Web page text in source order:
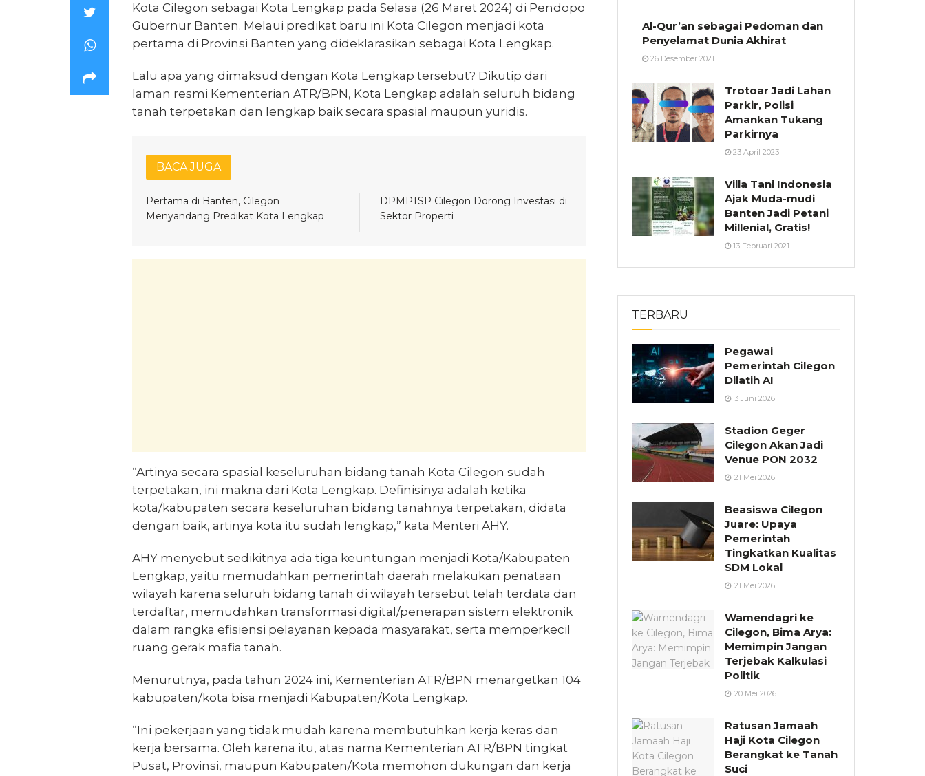
Kota Cilegon sebagai Kota Lengkap pada Selasa (26 Maret 2024) di Pendopo
Gubernur Banten. Melaui predikat baru ini Kota Cilegon menjadi kota
pertama di Provinsi Banten yang dideklarasikan sebagai Kota Lengkap.
Lalu apa yang dimaksud dengan Kota Lengkap tersebut? Dikutip dari
laman resmi Kementerian ATR/BPN, Kota Lengkap adalah seluruh bidang
tanah terpetakan dan lengkap baik secara spasial maupun yuridis.
BACA JUGA
Pertama di Banten, Cilegon
Menyandang Predikat Kota Lengkap
DPMPTSP Cilegon Dorong Investasi di
Sektor Properti
“Artinya secara spasial keseluruhan bidang tanah Kota Cilegon sudah
terpetakan, ini makna dari Kota Lengkap. Definisinya adalah ketika
kota/kabupaten secara keseluruhan bidang tanahnya terpetakan, didata
dengan baik, artinya kota itu sudah lengkap,” kata Menteri AHY.
AHY menyebut sedikitnya ada tiga keuntungan menjadi Kota/Kabupaten
Lengkap, yaitu memudahkan pemerintah daerah melakukan penataan
wilayah karena seluruh bidang tanah di wilayah tersebut telah terdata dan
terdaftar, memudahkan transformasi digital/penerapan sistem elektronik
dalam rangka efisiensi pelayanan kepada masyarakat, serta memperkecil
ruang gerak mafia tanah.
Menurutnya, pada tahun 2024 ini, Kementerian ATR/BPN menargetkan 104
kabupaten/kota bisa menjadi Kabupaten/Kota Lengkap.
“Ini pekerjaan yang tidak mudah karena membutuhkan kerja keras dan
kerja bersama. Oleh karena itu, atas nama Kementerian ATR/BPN tingkat
Pusat, Provinsi, maupun Kabupaten/Kota memohon dukungan dan kerja
Al-Qur’an sebagai Pedoman dan
Penyelamat Dunia Akhirat
26 Desember 2021
Trotoar Jadi Lahan
Parkir, Polisi
Amankan Tukang
Parkirnya
23 April 2023
Villa Tani Indonesia
Ajak Muda-mudi
Banten Jadi Petani
Millenial, Gratis!
13 Februari 2021
TERBARU
Pegawai
Pemerintah Cilegon
Dilatih AI
3 Juni 2026
Stadion Geger
Cilegon Akan Jadi
Venue PON 2032
21 Mei 2026
Beasiswa Cilegon
Juare: Upaya
Pemerintah
Tingkatkan Kualitas
SDM Lokal
21 Mei 2026
Wamendagri ke
Cilegon, Bima Arya:
Memimpin Jangan
Terjebak Kalkulasi
Politik
20 Mei 2026
Ratusan Jamaah
Haji Kota Cilegon
Berangkat ke Tanah
Suci